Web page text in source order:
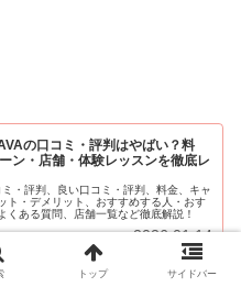
の口コミ・評判はやばい？料
ン・店舗・体験レッスンを徹底レ
・評判、良い口コミ・評判、料金、キャ
ト・デメリット、おすすめする人・おす
くある質問、店舗一覧など徹底解説！
2026.01.14
トップ サイドバー